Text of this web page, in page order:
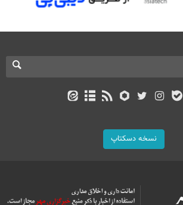
نسخه دسکتاپ